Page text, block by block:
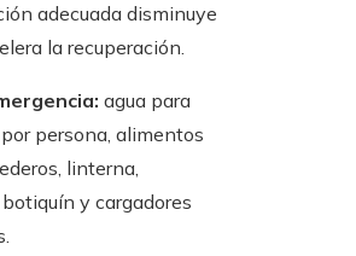
adecuada disminuye
la recuperación.
agua para
persona, alimentos
linterna,
y cargadores